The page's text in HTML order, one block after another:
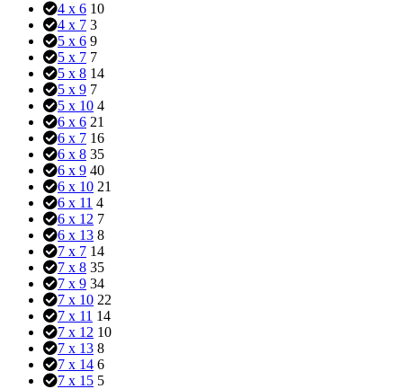
4 x 6 10
4 x 7 3
5 x 6 9
5 x 7 7
5 x 8 14
5 x 9 7
5 x 10 4
6 x 6 21
6 x 7 16
6 x 8 35
6 x 9 40
6 x 10 21
6 x 11 4
6 x 12 7
6 x 13 8
7 x 7 14
7 x 8 35
7 x 9 34
7 x 10 22
7 x 11 14
7 x 12 10
7 x 13 8
7 x 14 6
7 x 15 5